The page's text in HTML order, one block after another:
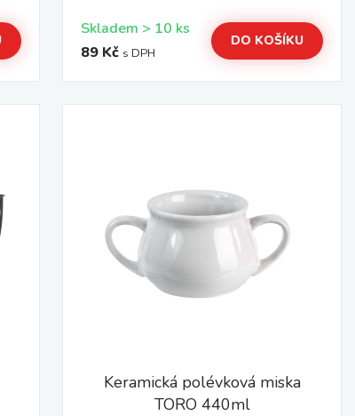
Skladem > 10 ks
89 Kč s DPH
DO KOŠÍKU
Keramická polévková miska
TORO 440ml